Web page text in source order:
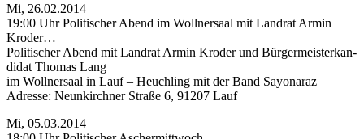
Mi, 26.02.2014
19:00 Uhr Poli­ti­scher Abend im Woll­ner­saal mit Land­rat Armin
Kroder…
Poli­ti­scher Abend mit Land­rat Armin Kro­der und Bür­ger­meis­ter­kan­
di­dat Tho­mas Lang
im Woll­ner­saal in Lauf – Heuch­ling mit der Band Sayonaraz
Adres­se: Neun­kirch­ner Stra­ße 6, 91207 Lauf
Mi, 05.03.2014